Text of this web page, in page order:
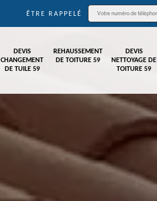
ÊTRE RAPPELÉ
DEVIS
CHANGEMENT
DE TUILE 59
REHAUSSEMENT
DE TOITURE 59
DEVIS
NETTOYAGE DE
TOITURE 59